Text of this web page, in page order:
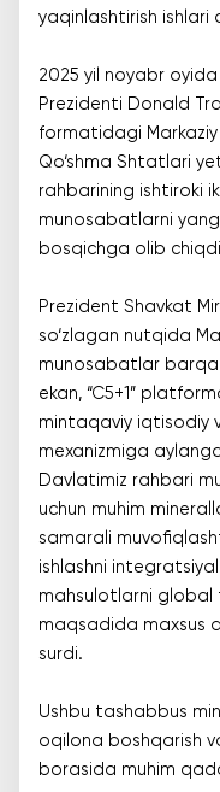
yaqinlashtirish
2025 yil noyabr
Prezidenti Donald
formatidagi
Qo‘shma Shtatlari
rahbarining ishtiroki
munosabatlarni
bosqichga olib
Prezident Shavkat
so‘zlagan nutqida
munosabatlar
ekan, “C5+1”
mintaqaviy iqtisodiy
mexanizmiga
Davlatimiz rahbari
uchun muhim
samarali
ishlashni
mahsulotlarni global
maqsadida maxsus
surdi.
Ushbu tashabbus
oqilona boshqarish
borasida muhim